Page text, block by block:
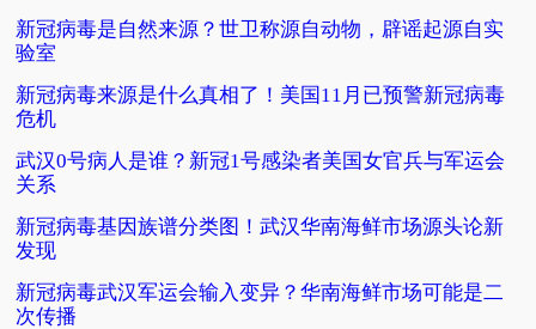
新冠病毒是自然来源？世卫称源自动物，辟谣起源自实
验室
新冠病毒来源是什么真相了！美国11月已预警新冠病毒
危机
武汉0号病人是谁？新冠1号感染者美国女官兵与军运会
关系
新冠病毒基因族谱分类图！武汉华南海鲜市场源头论新
发现
新冠病毒武汉军运会输入变异？华南海鲜市场可能是二
次传播